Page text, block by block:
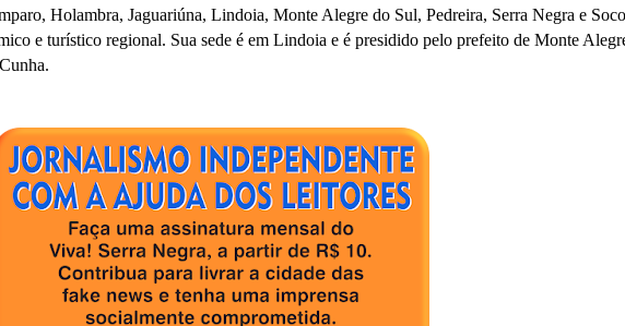
Holambra, Jaguariúna, Lindoia, Monte Alegre do Sul, Pedreira, Serra Negra e
e turístico regional. Sua sede é em Lindoia e é presidido pelo prefeito de Monte